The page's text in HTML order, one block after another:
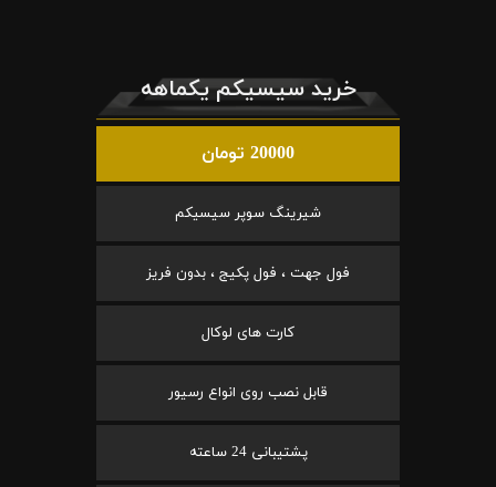
خرید سیسیکم یکماهه
20000 تومان
شیرینگ سوپر سیسیکم
فول جهت ، فول پکیج ، بدون فریز
کارت های لوکال
قابل نصب روی انواع رسیور
پشتیبانی 24 ساعته